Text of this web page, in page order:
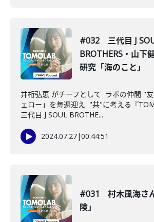
#032 三代目 J
BROTHERS・山下
研究「海のこと」
井桁弘恵 がチーフとして ラボの仲間 "
ェロー」を毎週迎え "共"に考える『
三代目 J SOUL BROTHE...
2024.07.27|00:44:51
#031 村木風海さ
険」